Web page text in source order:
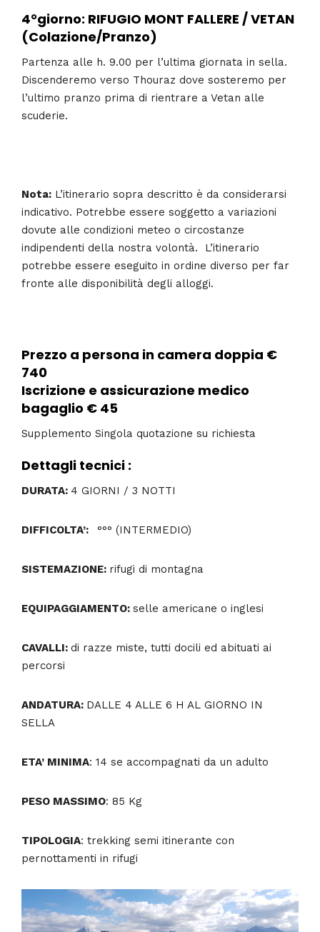
4°giorno: RIFUGIO MONT FALLERE / VETAN
(Colazione/Pranzo)
Partenza alle h. 9.00 per l’ultima giornata in sella.
Discenderemo verso Thouraz dove sosteremo per
l’ultimo pranzo prima di rientrare a Vetan alle
scuderie.
Nota: L’itinerario sopra descritto è da considerarsi
indicativo. Potrebbe essere soggetto a variazioni
dovute alle condizioni meteo o circostanze
indipendenti della nostra volontà. L’itinerario
potrebbe essere eseguito in ordine diverso per far
fronte alle disponibilità degli alloggi.
Prezzo a persona in camera doppia €
740
Iscrizione e assicurazione medico
bagaglio € 45
Supplemento Singola quotazione su richiesta
Dettagli tecnici :
DURATA: 4 GIORNI / 3 NOTTI
DIFFICOLTA’: °°° (INTERMEDIO)
SISTEMAZIONE: rifugi di montagna
EQUIPAGGIAMENTO: selle americane o inglesi
CAVALLI: di razze miste, tutti docili ed abituati ai
percorsi
ANDATURA: DALLE 4 ALLE 6 H AL GIORNO IN
SELLA
ETA’ MINIMA: 14 se accompagnati da un adulto
PESO MASSIMO: 85 Kg
TIPOLOGIA: trekking semi itinerante con
pernottamenti in rifugi